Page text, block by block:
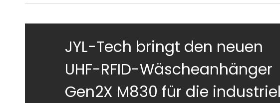
JYL-Tech bringt den neuen
UHF-RFID-Wäscheanhänger
Gen2X M830 für die